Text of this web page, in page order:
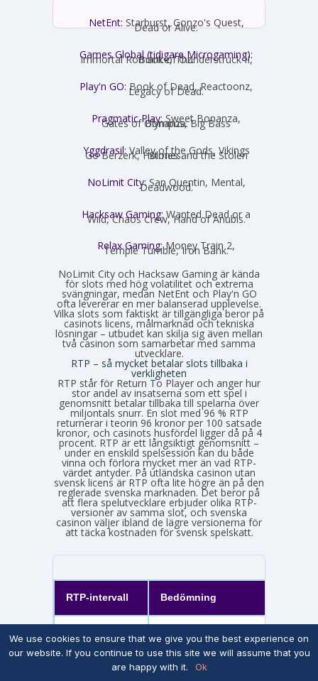
NetEnt: Starburst, Gonzo's Quest,
Dead or Alive.
Games Global (tidigare Microgaming):
Immortal Romance, Thunderstruck II, Book of Oz.
Play'n GO: Book of Dead, Reactoonz,
Legacy of Dead.
Pragmatic Play:Sweet Bonanza,
Gates of Olympus, Big Bass Bonanza.
Yggdrasil: Valley of the Gods, Vikings
Go Berzerk, Holmes and the Stolen Stones.
NoLimit City:San Quentin, Mental,
Deadwood.
Hacksaw Gaming: Wanted Dead or a
Wild, Chaos Crew, Hand of Anubis.
Relax Gaming:Money Train 2,
Temple Tumble, Iron Bank.
NoLimit City och Hacksaw Gaming är kända
för slots med hög volatilitet och extrema
svängningar, medan NetEnt och Play'n GO
ofta levererar en mer balanserad upplevelse.
Vilka slots som faktiskt är tillgängliga beror på
casinots licens, målmarknad och tekniska
lösningar – utbudet kan skilja sig även mellan
två casinon som samarbetar med samma
utvecklare.
RTP – så mycket betalar slots tillbaka i
verkligheten
RTP står för Return To Player och anger hur
stor andel av insatserna som ett spel i
genomsnitt betalar tillbaka till spelarna över
miljontals snurr. En slot med 96 % RTP
returnerar i teorin 96 kronor per 100 satsade
kronor, och casinots husfördel ligger då på 4
procent. RTP är ett långsiktigt genomsnitt –
under en enskild spelsession kan du både
vinna och förlora mycket mer än vad RTP-
värdet antyder. På utländska casinon utan
svensk licens är RTP ofta lite högre än på den
reglerade svenska marknaden. Det beror på
att flera spelutvecklare erbjuder olika RTP-
versioner av samma slot, och svenska
casinon väljer ibland de lägre versionerna för
att täcka kostnaden för svensk spelskatt.
RTP-intervall Bedömning
97 % och
uppåt
Mycket bra
%)
We use cookies to ensure that we give you the best experience on
our website. If you continue to use this site we will assume that you
are happy with it.
Ok